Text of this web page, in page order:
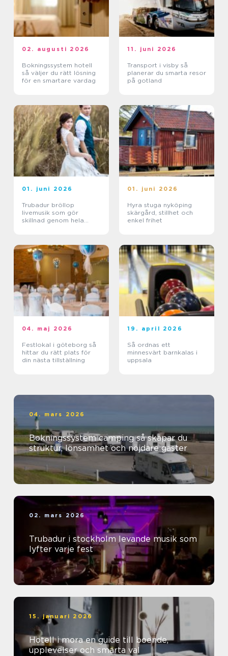
02. augusti 2026
Bokningssystem hotell
så väljer du rätt lösning
för en smartare vardag
11. juni 2026
Transport i visby så
planerar du smarta resor
på gotland
01. juni 2026
Trubadur bröllop
livemusik som gör
skillnad genom hela
01. juni 2026
Hyra stuga nyköping
skärgård, stillhet och
enkel frihet
04. maj 2026
Festlokal i göteborg så
hittar du rätt plats för
din nästa tillställning
19. april 2026
Så ordnas ett
minnesvärt barnkalas i
uppsala
04. mars 2026
Bokningssystem camping så skapar du
struktur, lönsamhet och nöjdare gäster
02. mars 2026
Trubadur i stockholm levande musik som
lyfter varje fest
15. januari 2026
Hotell i mora en guide till boende,
upplevelser och smarta val